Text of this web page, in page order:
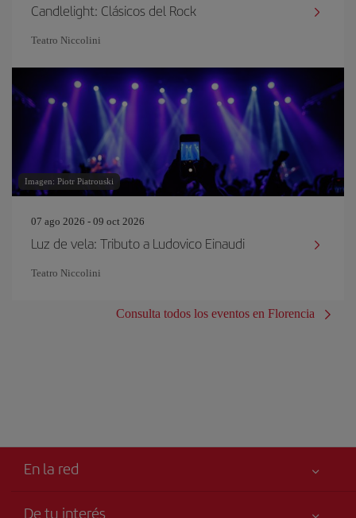
Candlelight: Clásicos del Rock
Teatro Niccolini
Imagen: Piotr Piatrouski
07 ago 2026 - 09 oct 2026
Luz de vela: Tributo a Ludovico Einaudi
Teatro Niccolini
Consulta todos los eventos en Florencia
En la red
De tu interés